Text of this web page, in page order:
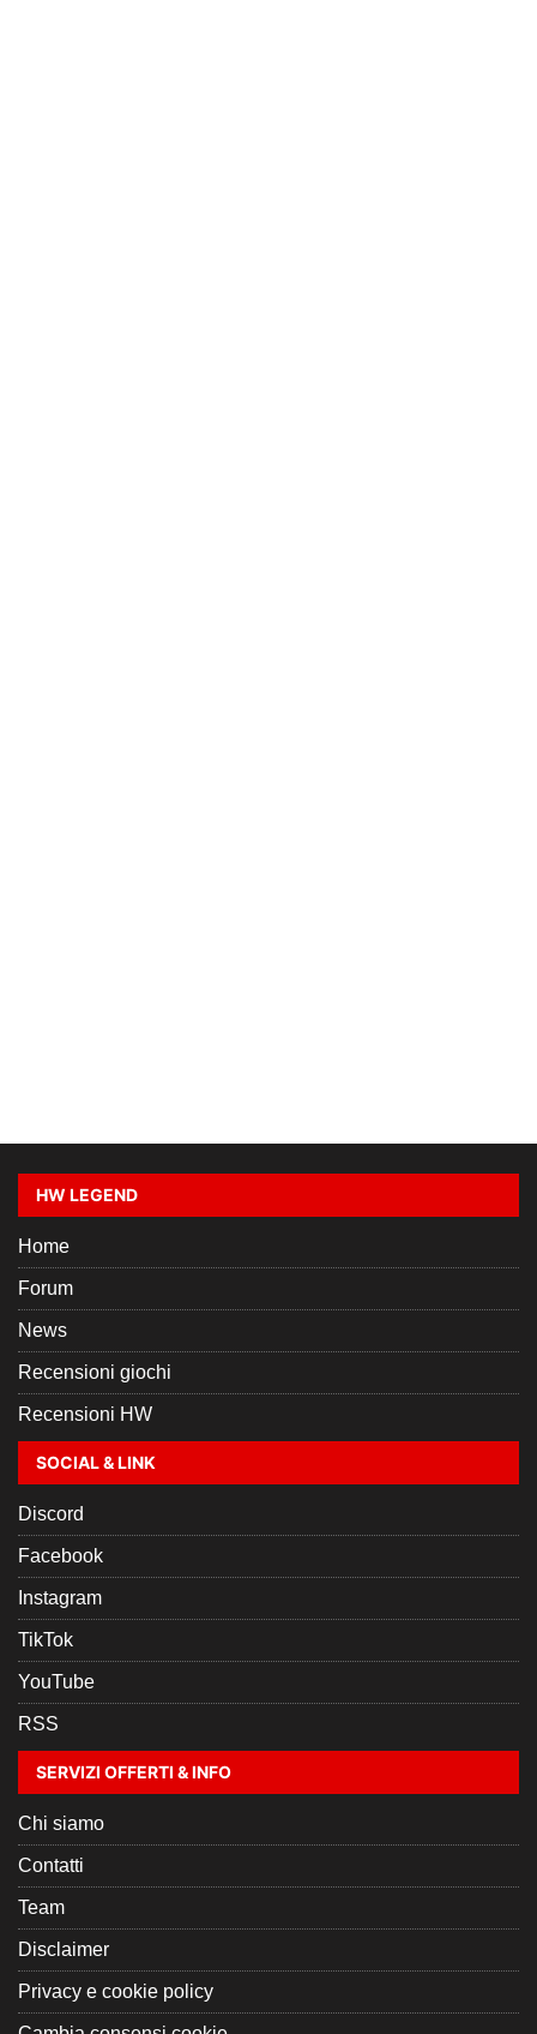
HW LEGEND
Home
Forum
News
Recensioni giochi
Recensioni HW
SOCIAL & LINK
Discord
Facebook
Instagram
TikTok
YouTube
RSS
SERVIZI OFFERTI & INFO
Chi siamo
Contatti
Team
Disclaimer
Privacy e cookie policy